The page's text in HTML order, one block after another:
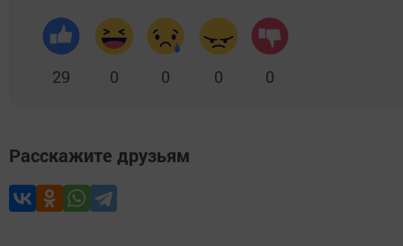
29 0 0 0 0
Расскажите друзьям